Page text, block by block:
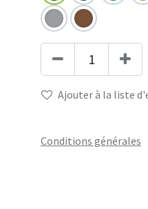
Ajouter à la liste
Conditions générales